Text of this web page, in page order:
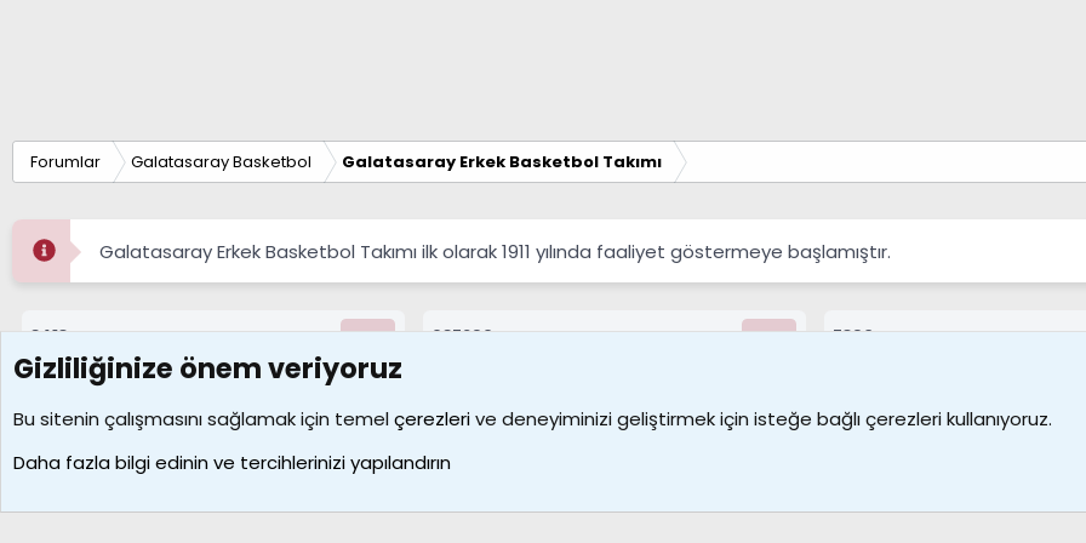
Forumlar Galatasaray Basketbol Galatasaray Erkek Basketbol Takımı
Galatasaray Erkek Basketbol Takımı ilk olarak 1911 yılında faaliyet göstermeye başlamıştır.
8413
Konular
687296
7390
Çerezler Bize ulaşın
Galatasaray Basketbol | GS Basket Taraftar Platformu
Gizliliğinize önem veriyoruz
Bu sitenin çalışmasını sağlamak için temelçerezlerive deneyiminizi geliştirmek için isteğe bağlı çerezleri kullanıyoruz.
Daha fazla bilgi edinin ve tercihlerinizi yapılandırın